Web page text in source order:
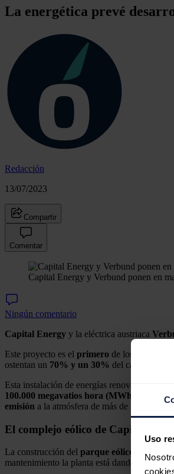
Uso
La energética prevé
Redacción
13/07/2023
Compartir
Comentar
Capital Energy y Verbund ponen en
Ningún comentario
Capital Energy y la eléctrica austriaca
Este proyecto es el primero de los
ostentan un 70% y un 30% del capital de
Esta instalación de energías renovables, que
100.000 megavatios hora (MWh)
anuales
emisión a la atmósfera de más de 35.000
El complejo eólico de Capital
La construcción del parque eólico 'Loma de
mantenimiento la planta está dando empleo